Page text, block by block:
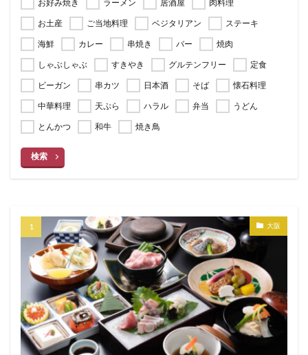
お好み焼き ラーメン 居酒屋
肉料理
お土産
ご当地料理 ベジタリアン
ステーキ
海鮮
カレー 串焼き バー
焼肉
しゃぶしゃぶ
すきやき グルテンフリー
定食
ビーガン
串カツ 日本酒 そば
懐石料理
中華料理
天ぷら ハラル 弁当
うどん
とんかつ
和牛 焼き鳥
検索
大阪